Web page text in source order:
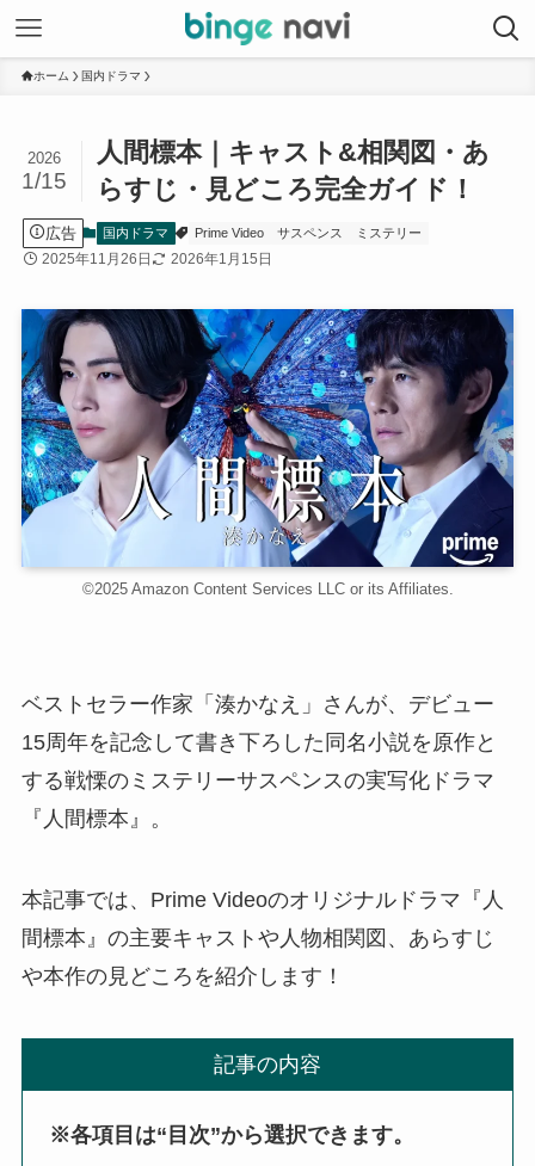
ホーム 国内ドラマ
人間標本｜キャスト&相関図・あ
らすじ・見どころ完全ガイド！
2026
1/15
広告 国内ドラマ Prime Video サスペンス ミステリー
2025年11月26日 2026年1月15日
©2025 Amazon Content Services LLC or its Affiliates.
ベストセラー作家「湊かなえ」さんが、デビュー
15周年を記念して書き下ろした同名小説を原作と
する戦慄のミステリーサスペンスの実写化ドラマ
『人間標本』。
本記事では、Prime Videoのオリジナルドラマ『人
間標本』の主要キャストや人物相関図、あらすじ
や本作の見どころを紹介します！
記事の内容
※各項目は“目次”から選択できます。